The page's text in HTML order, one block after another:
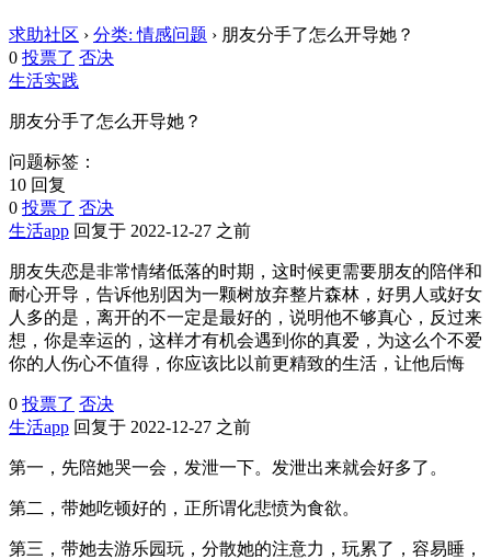
求助社区 › 分类: 情感问题 › 朋友分手了怎么开导她？
0 投票了 否决
生活实践
朋友分手了怎么开导她？
问题标签：
10 回复
0 投票了 否决
生活app 回复于 2022-12-27 之前
朋友失恋是非常情绪低落的时期，这时候更需要朋友的陪伴和
耐心开导，告诉他别因为一颗树放弃整片森林，好男人或好女
人多的是，离开的不一定是最好的，说明他不够真心，反过来
想，你是幸运的，这样才有机会遇到你的真爱，为这么个不爱
你的人伤心不值得，你应该比以前更精致的生活，让他后悔
0 投票了 否决
生活app 回复于 2022-12-27 之前
第一，先陪她哭一会，发泄一下。发泄出来就会好多了。
第二，带她吃顿好的，正所谓化悲愤为食欲。
第三，带她去游乐园玩，分散她的注意力，玩累了，容易睡，